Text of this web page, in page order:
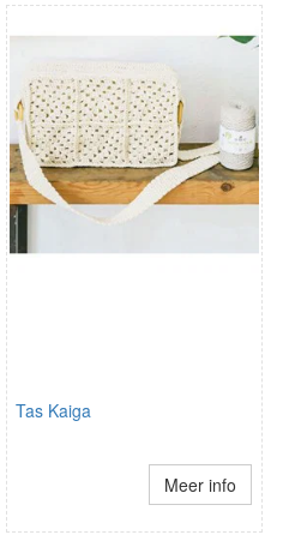
Tas Kaiga
Meer info